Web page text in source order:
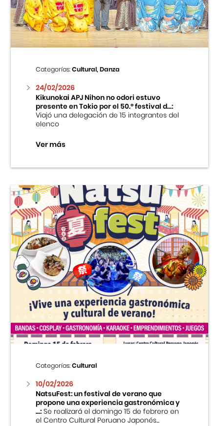
Centro Cultural Peruano Japonés
Cursos
Museo de la Inmigración Japonesa
Fondo Editorial
Teatro Peruano Japonés
Categorías:Cultural, Danza
24/02/2026
Kikunokai APJ Nihon no odori estuvo
presente en Tokio por el 50.º festival d...:
Viajó una delegación de 15 integrantes del
elenco
Ver más
Categorías:Cultural
10/02/2026
NatsuFest: un festival de verano que
propone una experiencia gastronómica y
...:Se realizará el domingo 15 de febrero en
el Centro Cultural Peruano Japonés...